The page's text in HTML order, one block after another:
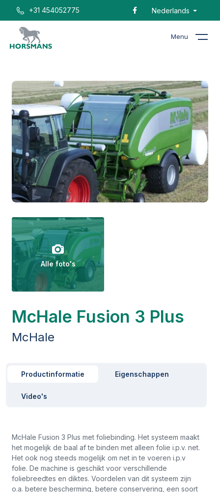
+31 454052775 Nederlands
Menu
Home Catalogus
Alle foto's
McHale Fusion 3 Plus
McHale
Productinformatie Eigenschappen
Video's
McHale Fusion 3 Plus met foliebinding. Het systeem maakt
het mogelijk de baal af te binden met alleen folie i.p.v. net.
Het ook nog steeds mogelijk om net in te voeren i.p.v
folie. De machine is geschikt voor verschillende
foliebreedtes en diktes. Voordelen van dit systeem zijn
o.a. betere bescherming, betere conservering, een soort